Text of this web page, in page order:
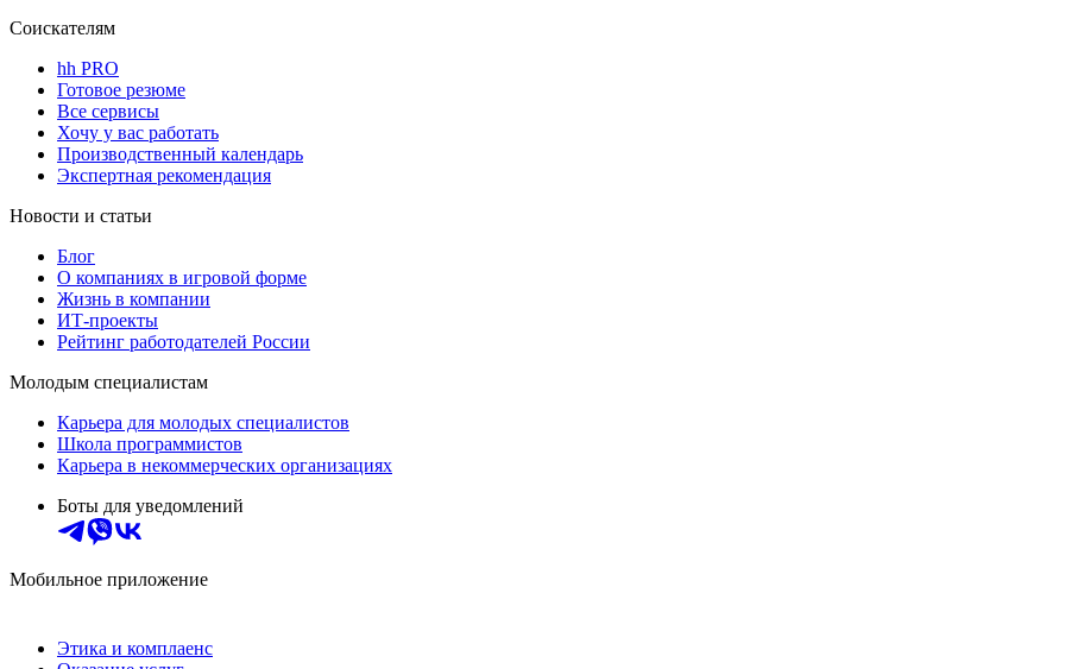
Соискателям
hh PRO
Готовое резюме
Все сервисы
Хочу у вас работать
Производственный календарь
Экспертная рекомендация
Новости и статьи
Блог
О компаниях в игровой форме
Жизнь в компании
ИТ-проекты
Рейтинг работодателей России
Молодым специалистам
Карьера для молодых специалистов
Школа программистов
Карьера в некоммерческих организациях
Боты для уведомлений
Мобильное приложение
Этика и комплаенс